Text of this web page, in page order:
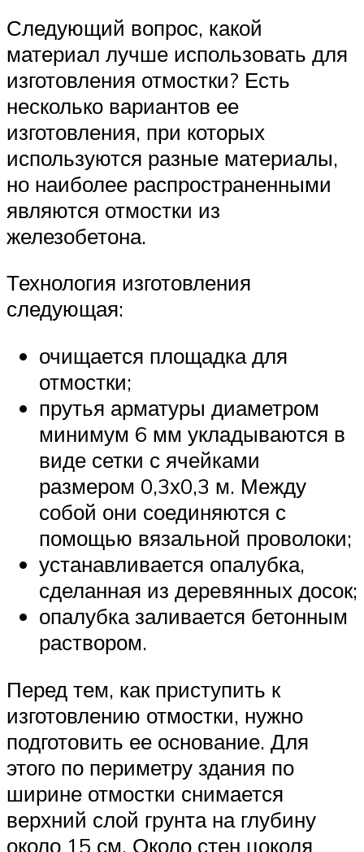
Следующий вопрос, какой
материал лучше использовать для
изготовления отмостки? Есть
несколько вариантов ее
изготовления, при которых
используются разные материалы,
но наиболее распространенными
являются отмостки из
железобетона.
Технология изготовления
следующая:
очищается площадка для
отмостки;
прутья арматуры диаметром
минимум 6 мм укладываются в
виде сетки с ячейками
размером 0,3х0,3 м. Между
собой они соединяются с
помощью вязальной проволоки;
устанавливается опалубка,
сделанная из деревянных досок;
опалубка заливается бетонным
раствором.
Перед тем, как приступить к
изготовлению отмостки, нужно
подготовить ее основание. Для
этого по периметру здания по
ширине отмостки снимается
верхний слой грунта на глубину
около 15 см. Около стен цоколя